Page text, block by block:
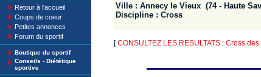
Retour à l'accueil
Coups de coeur
Petites annonces
Forum du sportif
Boutique du sportif
Conseils - Diététique
sportive
Ville : Annecy le Vieux (74 - Haute
Discipline : Cross
[CONSULTEZ LES RESULTATS : Cross